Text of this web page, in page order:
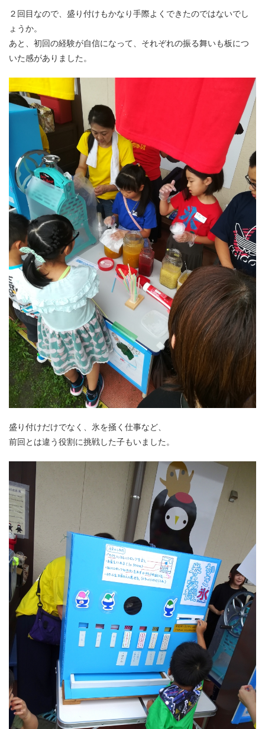
２回目なので、盛り付けもかなり手際よくできたのではないでし
ょうか。
あと、初回の経験が自信になって、それぞれの振る舞いも板につ
いた感がありました。
盛り付けだけでなく、氷を掻く仕事など、
前回とは違う役割に挑戦した子もいました。